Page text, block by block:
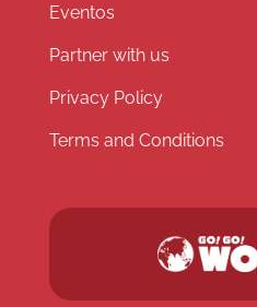
Eventos
Partner with us
Privacy Policy
Terms and Conditions